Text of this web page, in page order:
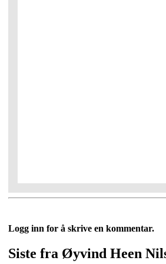
Logg inn for å skrive en kommentar.
Siste fra Øyvind Heen